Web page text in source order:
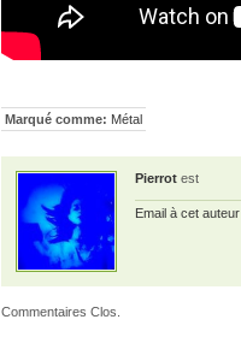
Marqué comme: Métal
Pierrot est
Email à cet auteur
Commentaires Clos.